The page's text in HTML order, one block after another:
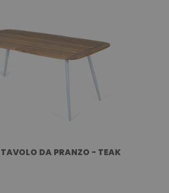
DA PRANZO - TEAK